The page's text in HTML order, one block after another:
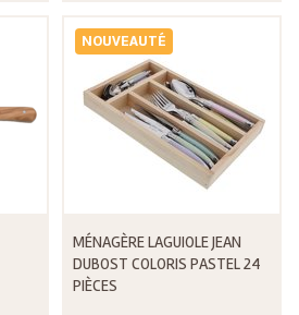
NOUVEAUTÉ
MÉNAGÈRE LAGUIOLE JEAN
DUBOST COLORIS PASTEL 24
PIÈCES